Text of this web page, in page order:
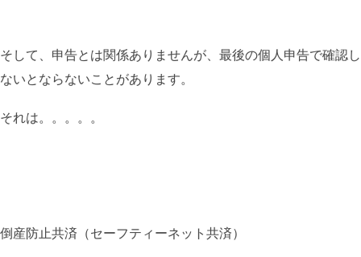
そして、申告とは関係ありませんが、最後の個人申告で確認し
ないとならないことがあります。
それは。。。。。
倒産防止共済（セーフティーネット共済）